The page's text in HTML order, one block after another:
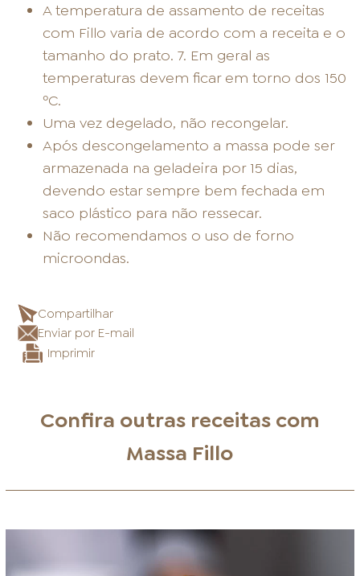
A temperatura de assamento de receitas
com Fillo varia de acordo com a receita e o
tamanho do prato. 7. Em geral as
temperaturas devem ficar em torno dos 150
ºC.
Uma vez degelado, não recongelar.
Após descongelamento a massa pode ser
armazenada na geladeira por 15 dias,
devendo estar sempre bem fechada em
saco plástico para não ressecar.
Não recomendamos o uso de forno
microondas.
Compartilhar
Enviar por E-mail
Imprimir
Confira outras receitas com
Massa Fillo